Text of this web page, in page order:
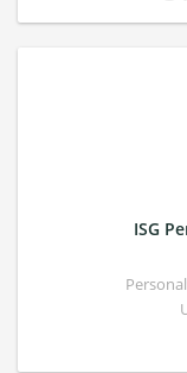
ISG